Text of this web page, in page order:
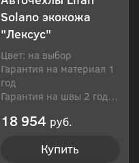
Solano экокожа
"Лексус"
Цвет: на выбор
Гарантия на материал 1
год
Гарантия на швы 2 года
18 954 руб.
Купить